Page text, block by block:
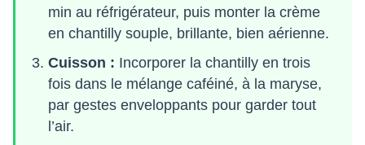
min au réfrigérateur, puis monter la crème
en chantilly souple, brillante, bien aérienne.
Cuisson : Incorporer la chantilly en trois
fois dans le mélange caféiné, à la maryse,
par gestes enveloppants pour garder tout
l’air.